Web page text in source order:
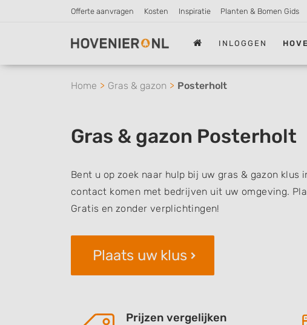
Offerte aanvragen Kosten Inspiratie Planten & Bomen Gids
INLOGGEN
Home Gras & gazon Posterholt
Gras & gazon Posterholt
Bent u op zoek naar hulp bij uw gras & gazon
contact komen met bedrijven uit uw omgeving.
Gratis en zonder verplichtingen!
Plaats uw klus
Prijzen vergelijken